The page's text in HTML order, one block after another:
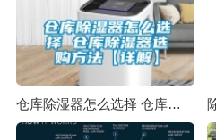
仓库除湿器怎么选择 仓库除湿器选购方法【详解】